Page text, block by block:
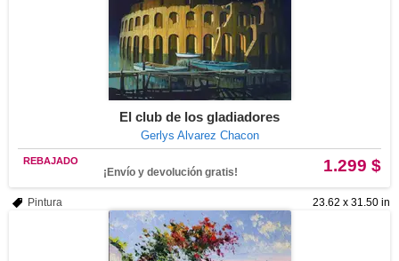
El club de los gladiadores
Gerlys Alvarez Chacon
1.299 $
REBAJADO
¡Envío y devolución gratis!
23.62 x 31.50 in
Pintura